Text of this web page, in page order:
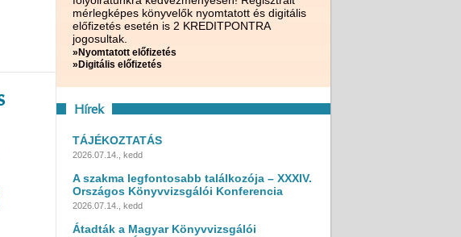
mérlegképes könyvelők nyomtatott és digitális
előfizetés esetén is 2 KREDITPONTRA
jogosultak.
»Nyomtatott előfizetés
»Digitális előfizetés
Hírek
TÁJÉKOZTATÁS
2026.07.14., kedd
A szakma legfontosabb találkozója – XXXIV.
Országos Könyvvizsgálói Konferencia
2026.07.14., kedd
Átadták a Magyar Könyvvizsgálói